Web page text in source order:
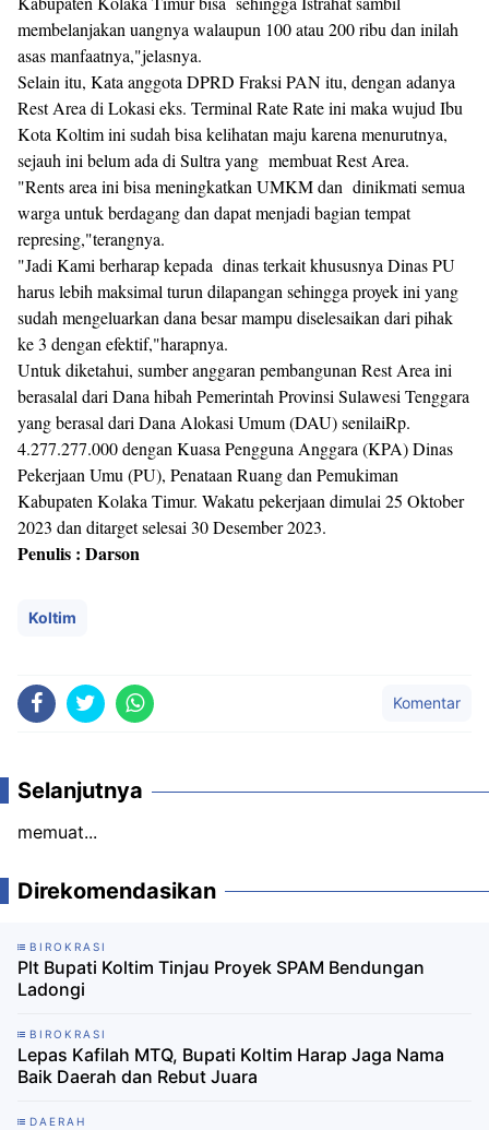
membelanjakan uangnya walaupun 100 atau 200 ribu dan inilah
asas manfaatnya,"jelasnya.
Selain itu, Kata anggota DPRD Fraksi PAN itu, dengan adanya
Rest Area di Lokasi eks. Terminal Rate Rate ini maka wujud Ibu
Kota Koltim ini sudah bisa kelihatan maju karena menurutnya,
sejauh ini belum ada di Sultra yang membuat Rest Area.
"Rents area ini bisa meningkatkan UMKM dan dinikmati semua
warga untuk berdagang dan dapat menjadi bagian tempat
represing,"terangnya.
"Jadi Kami berharap kepada dinas terkait khususnya Dinas PU
harus lebih maksimal turun dilapangan sehingga proyek ini yang
sudah mengeluarkan dana besar mampu diselesaikan dari pihak
ke 3 dengan efektif,"harapnya.
Untuk diketahui, sumber anggaran pembangunan Rest Area ini
berasalal dari Dana hibah Pemerintah Provinsi Sulawesi Tenggara
yang berasal dari Dana Alokasi Umum (DAU) senilaiRp.
4.277.277.000 dengan Kuasa Pengguna Anggara (KPA) Dinas
Pekerjaan Umu (PU), Penataan Ruang dan Pemukiman
Kabupaten Kolaka Timur. Wakatu pekerjaan dimulai 25 Oktober
2023 dan ditarget selesai 30 Desember 2023.
Penulis : Darson
Koltim
Komentar
Selanjutnya
memuat...
Direkomendasikan
BIROKRASI
Plt Bupati Koltim Tinjau Proyek SPAM Bendungan
Ladongi
BIROKRASI
Lepas Kafilah MTQ, Bupati Koltim Harap Jaga Nama
Baik Daerah dan Rebut Juara
DAERAH